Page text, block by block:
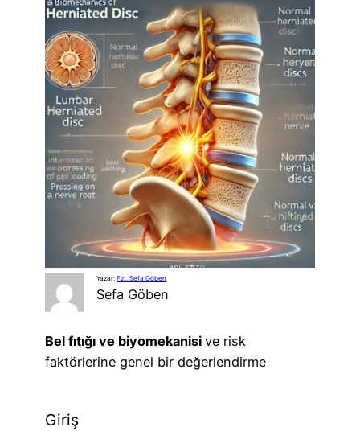
Yazar:Fzt. Sefa Göben
Sefa Göben
Bel fıtığı ve biyomekanisi ve risk
faktörlerine genel bir değerlendirme
Giriş